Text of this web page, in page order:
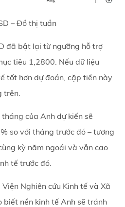
– Đồ thị tuần
đã bật lại từ ngưỡng hỗ trợ
tiêu 1,2800. Nếu dữ liệu
tốt hơn dự đoán, cặp tiền này
trên.
của Anh dự kiến sẽ
so với tháng trước đó – tương
kỳ năm ngoái và vẫn cao
tế trước đó.
Nghiên cứu Kinh tế và Xã
biết nền kinh tế Anh sẽ tránh